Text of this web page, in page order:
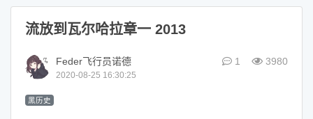
流放到瓦尔哈拉章一 2013
Feder飞行员诺德
2020-08-25 16:30:25
1 3980
黑历史